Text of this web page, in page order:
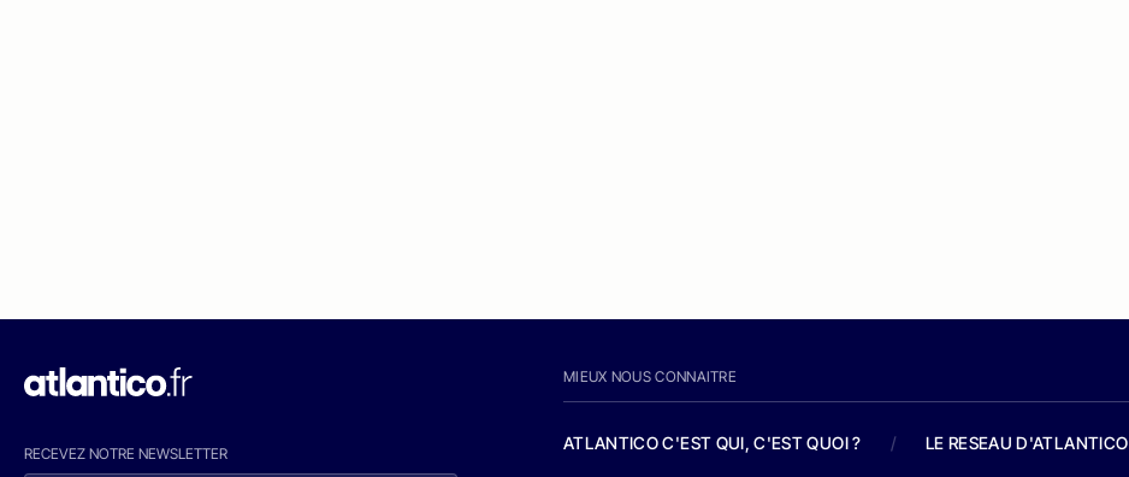
RECEVEZ NOTRE NEWSLETTER
MIEUX NOUS CONNAITRE
ATLANTICO C'EST QUI, C'EST QUOI ? / LE RESEAU D'ATLANTICO